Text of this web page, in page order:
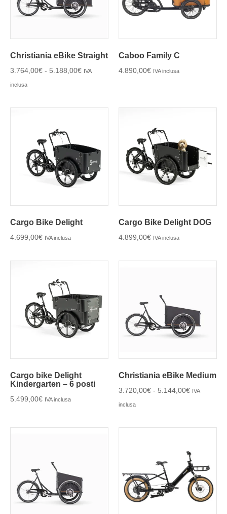
Christiania eBike Straight
3.764,00€ - 5.188,00€ IVA
inclusa
Caboo Family C
4.890,00€ IVA inclusa
Cargo Bike Delight
4.699,00€ IVA inclusa
Cargo Bike Delight DOG
4.899,00€ IVA inclusa
Cargo bike Delight
Kindergarten – 6 posti
5.499,00€ IVA inclusa
Christiania eBike Medium
3.720,00€ - 5.144,00€ IVA
inclusa